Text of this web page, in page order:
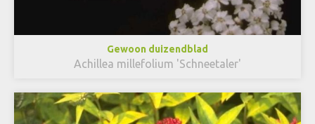
Gewoon duizendblad
Achillea millefolium 'Schneetaler'